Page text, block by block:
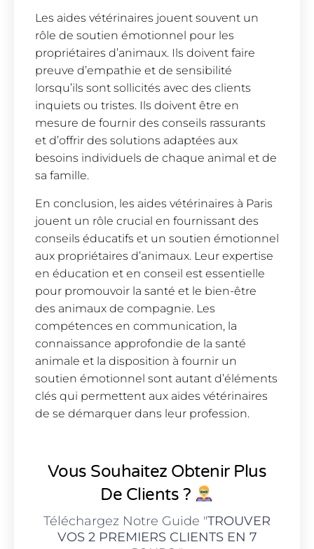
Les aides vétérinaires jouent souvent un
rôle de soutien émotionnel pour les
propriétaires d’animaux. Ils doivent faire
preuve d’empathie et de sensibilité
lorsqu’ils sont sollicités avec des clients
inquiets ou tristes. Ils doivent être en
mesure de fournir des conseils rassurants
et d’offrir des solutions adaptées aux
besoins individuels de chaque animal et de
sa famille.
En conclusion, les aides vétérinaires à Paris
jouent un rôle crucial en fournissant des
conseils éducatifs et un soutien émotionnel
aux propriétaires d’animaux. Leur expertise
en éducation et en conseil est essentielle
pour promouvoir la santé et le bien-être
des animaux de compagnie. Les
compétences en communication, la
connaissance approfondie de la santé
animale et la disposition à fournir un
soutien émotionnel sont autant d’éléments
clés qui permettent aux aides vétérinaires
de se démarquer dans leur profession.
Vous Souhaitez Obtenir Plus
De Clients ?
Téléchargez Notre Guide "TROUVER
VOS 2 PREMIERS CLIENTS EN 7